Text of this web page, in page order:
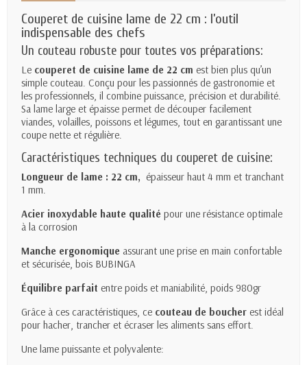
Couperet de cuisine lame de 22 cm : l’outil
indispensable des chefs
Un couteau robuste pour toutes vos préparations:
Le couperet de cuisine lame de 22 cm est bien plus qu’un
simple couteau. Conçu pour les passionnés de gastronomie et
les professionnels, il combine puissance, précision et durabilité.
Sa lame large et épaisse permet de découper facilement
viandes, volailles, poissons et légumes, tout en garantissant une
coupe nette et régulière.
Caractéristiques techniques du couperet de cuisine:
Longueur de lame : 22 cm, épaisseur haut 4 mm et tranchant
1 mm.
Acier inoxydable haute qualité pour une résistance optimale
à la corrosion
Manche ergonomique assurant une prise en main confortable
et sécurisée, bois BUBINGA
Équilibre parfait entre poids et maniabilité, poids 980gr
Grâce à ces caractéristiques, ce couteau de boucher est idéal
pour hacher, trancher et écraser les aliments sans effort.
Une lame puissante et polyvalente: